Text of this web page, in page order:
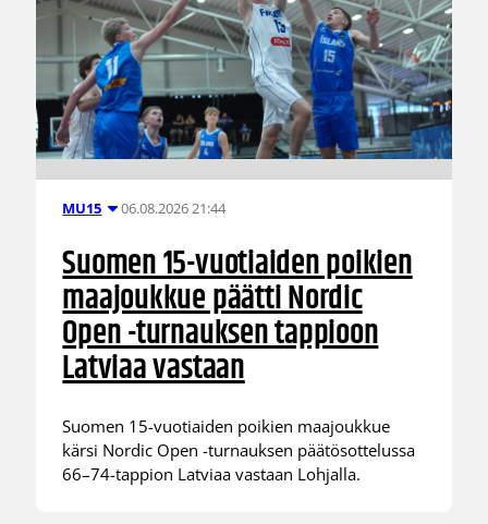
MU15 06.08.2026 21:44
Suomen 15-vuotiaiden poikien
maajoukkue päätti Nordic
Open -turnauksen tappioon
Latviaa vastaan
Suomen 15-vuotiaiden poikien maajoukkue
kärsi Nordic Open -turnauksen päätösottelussa
66–74-tappion Latviaa vastaan Lohjalla.